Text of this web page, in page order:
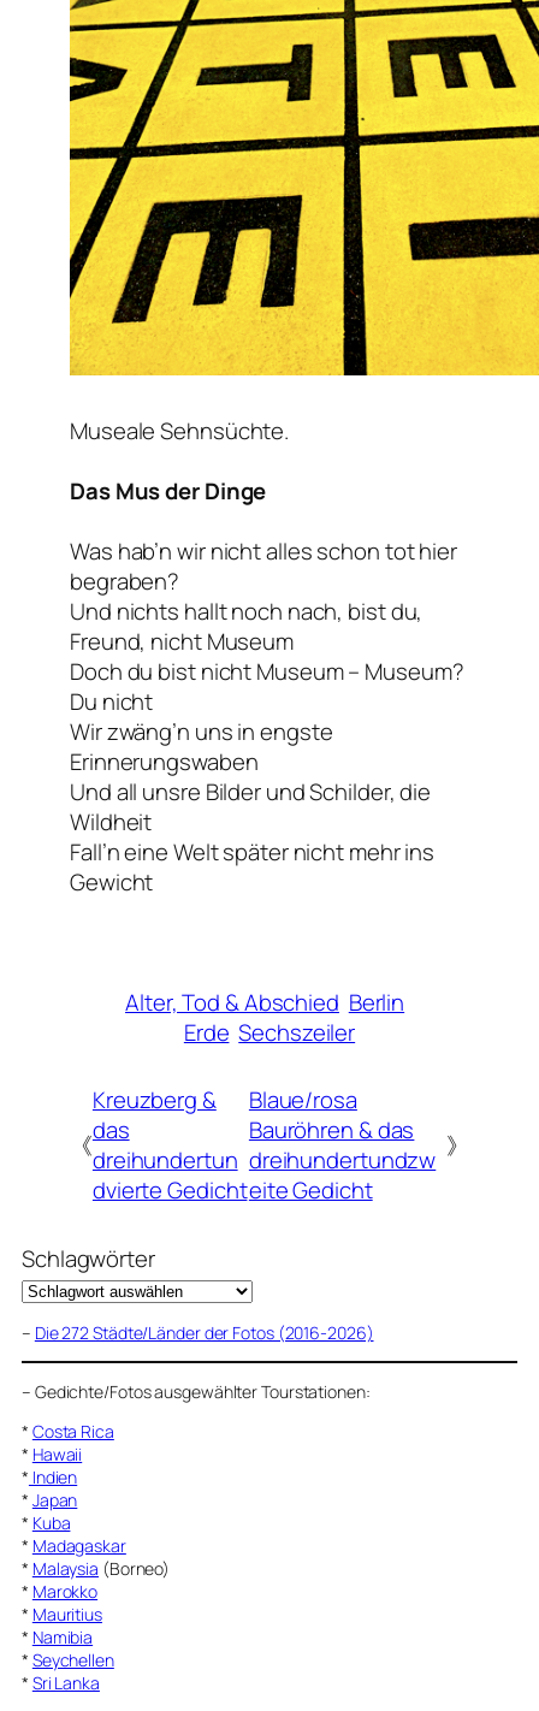
Museale Sehnsüchte.
Das Mus der Dinge
Was hab’n wir nicht alles schon tot hier
begraben?
Und nichts hallt noch nach, bist du,
Freund, nicht Museum
Doch du bist nicht Museum – Museum?
Du nicht
Wir zwäng’n uns in engste
Erinnerungswaben
Und all unsre Bilder und Schilder, die
Wildheit
Fall’n eine Welt später nicht mehr ins
Gewicht
Alter, Tod & Abschied Berlin
Erde Sechszeiler
《
Kreuzberg &
das
dreihundertun
dvierte Gedicht
Blaue/rosa
Bauröhren & das
dreihundertundzw
eite Gedicht
》
Schlagwörter
– Die 272 Städte/Länder der Fotos (2016-2026)
– Gedichte/Fotos ausgewählter Tourstationen:
* Costa Rica
* Hawaii
* Indien
* Japan
* Kuba
* Madagaskar
* Malaysia (Borneo)
* Marokko
* Mauritius
* Namibia
* Seychellen
* Sri Lanka